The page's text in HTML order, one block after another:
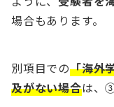
場合もあります。
別項目での「海外
及がない場合は、